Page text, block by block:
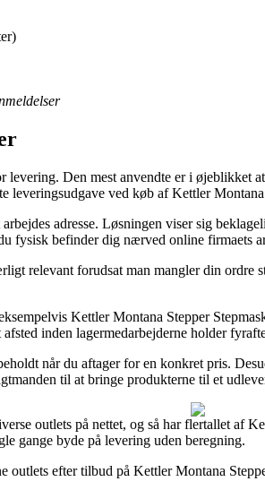
Den mest anvendte er i øjeblikket
ved køb af Kettler
adresse. Løsningen viser sig
fysisk befinder dig nærved online firmaets
relevant forudsat man mangler din
Kettler Montana Stepper
inden lagermedarbejderne holder
når du aftager for en konkret pris.
til at bringe produkterne til et
outlets på nettet, og så har flertallet af
gange byde på levering uden beregning.
efter tilbud på Kettler Montana